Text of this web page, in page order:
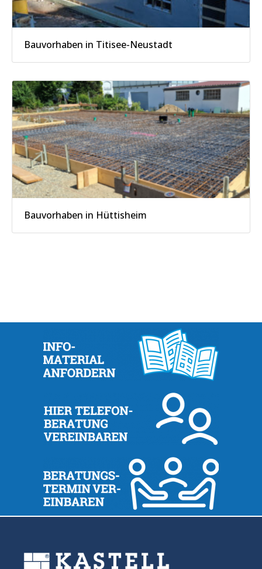
Bauvorhaben in Titisee-Neustadt
Bauvorhaben in Hüttisheim